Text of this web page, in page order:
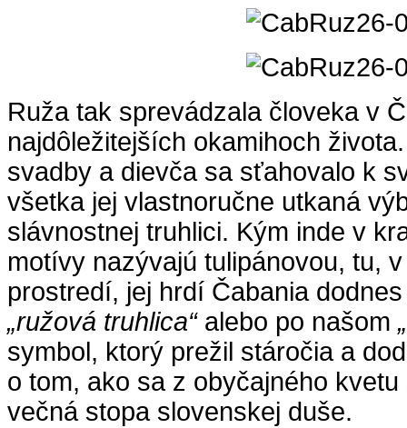
Ruža tak sprevádzala človeka v
najdôležitejších okamihoch
svadby a dievča sa sťahovalo k
všetka jej vlastnoručne utkaná
slávnostnej truhlici. Kým inde v
motívy nazývajú tulipánovou, tu,
prostredí, jej hrdí Čabania
„ružová truhlica“alebo po našom
symbol, ktorý prežil stáročia a
o tom, ako sa z obyčajného
večná stopa slovenskej duše.